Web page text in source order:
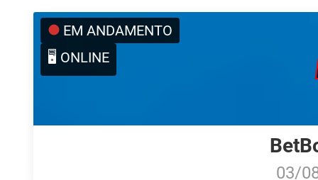
EM ANDAMENTO
🖥️ ONLINE
03/